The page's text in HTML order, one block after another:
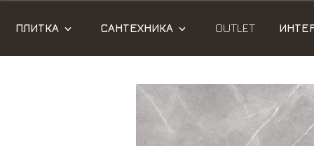
ПЛИТКА САНТЕХНИКА OUTLET